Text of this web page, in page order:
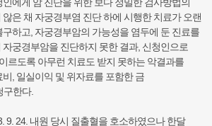
은 채 자궁경부염 진단 하에 시행한 치료가 오랜
하고, 자궁경부암의 가능성을 염두에 둔 진료를
궁경부암을 진단하지 못한 결과, 신청인으로
르도록 아무런 치료도 받지 못하는 악결과를
, 일실이익 및 위자료를 포함한 금
구한다.
9. 24. 내원 당시 질출혈을 호소하였으나 한달